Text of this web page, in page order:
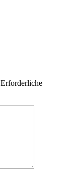
Erforderliche